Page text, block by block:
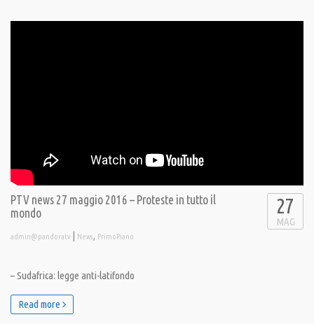
PTV news 27 maggio 2016 – Proteste in tutto il
mondo
admin@pandoratv | News, PrimoPiano
27
MAG
– Sudafrica: legge anti-latifondo
Read more